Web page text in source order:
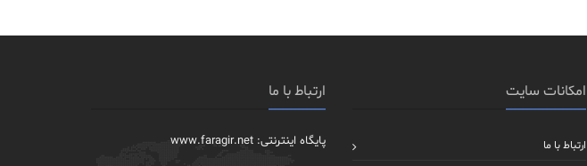
امکانات سایت
ارتباط با ما
ارتباط با ما
پایگاه اینترنتی: www.faragir.net